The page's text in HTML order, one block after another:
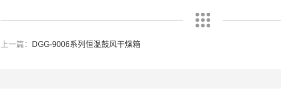
上一篇： DGG-9006系列恒温鼓风干燥箱